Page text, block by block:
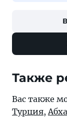
Также
Вас также
Турция,